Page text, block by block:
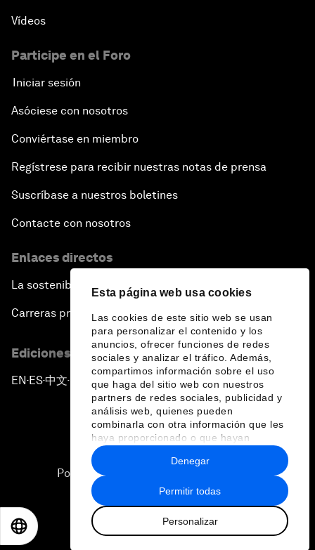
Esta página web usa cookies
Las cookies de este sitio web se usan
para personalizar el contenido y los
anuncios, ofrecer funciones de redes
sociales y analizar el tráfico. Además,
compartimos información sobre el uso
que haga del sitio web con nuestros
partners de redes sociales, publicidad y
análisis web, quienes pueden
combinarla con otra información que les
haya proporcionado o que hayan
recopilado a partir del uso que haya
hecho de sus servicios.
Permitir todas
Personalizar
Denegar
Vídeos
Participe en el Foro
Iniciar sesión
Asóciese con nosotros
Conviértase en miembro
Regístrese para recibir nuestras notas de prensa
Suscríbase a nuestros boletines
Contacte con nosotros
Enlaces directos
La sostenibilidad en el Foro
Carreras profesionales
Ediciones en otros idiomas
EN ▪ES▪中文▪ 日本語
Política de privacidad y normas de uso
Sitemap
2026 Foro Económico Mundial